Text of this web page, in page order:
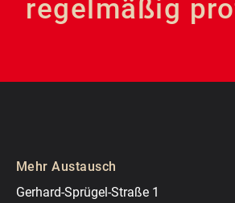
regelmäßig
Mehr Austausch
Gerhard-Sprügel-Straße 1